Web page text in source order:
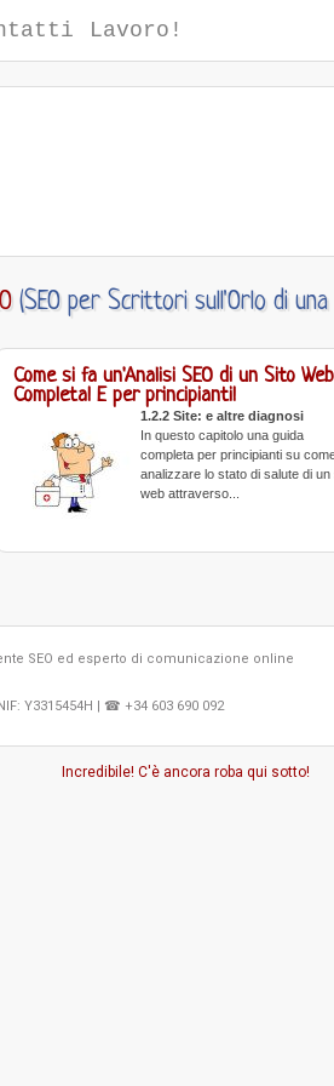
Lavoro!
(SEO per Scrittori sull'Orlo di una
Come si fa un'Analisi SEO di un Sito
Completa! E per principianti!
1.2.2 Site: e altre diagnosi
In questo capitolo una guida
completa per principianti su
analizzare lo stato di salute di un
web attraverso...
SEO ed esperto di comunicazione online
Y3315454H | ☎ +34 603 690 092
Incredibile! C'è ancora roba qui sotto!